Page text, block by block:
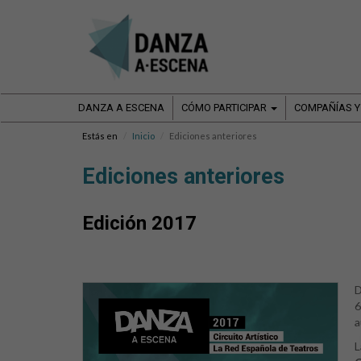
DANZA A ESCENA CÓMO PARTICIPAR COMPAÑÍAS
Estás en Inicio Ediciones anteriores
Ediciones anteriores
Edición 2017